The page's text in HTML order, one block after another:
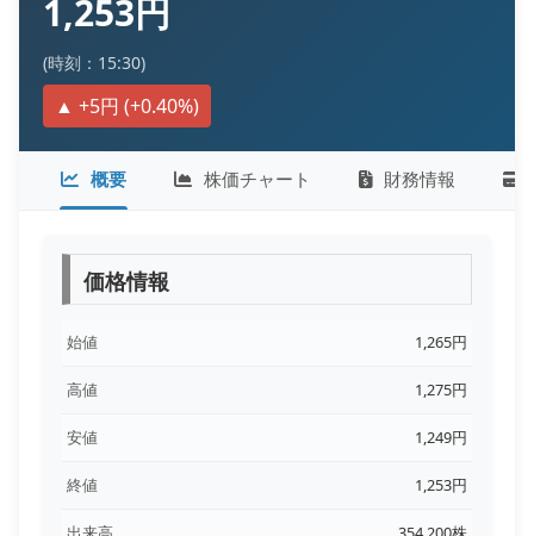
1,253円
(時刻：15:30)
▲ +5円 (+0.40%)
概要 株価チャート 財務情報
価格情報
始値 1,265円
高値 1,275円
安値 1,249円
終値 1,253円